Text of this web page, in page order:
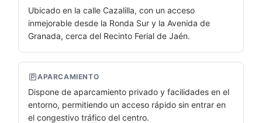
Ubicado en la calle Cazalilla, con un acceso
inmejorable desde la Ronda Sur y la Avenida de
Granada, cerca del Recinto Ferial de Jaén.
APARCAMIENTO
Dispone de aparcamiento privado y facilidades en el
entorno, permitiendo un acceso rápido sin entrar en
el congestivo tráfico del centro.